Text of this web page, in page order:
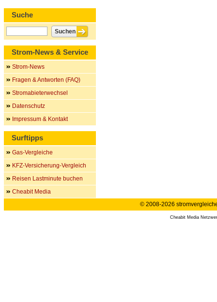
Suche
Strom-News & Service
Strom-News
Fragen & Antworten (FAQ)
Stromabieterwechsel
Datenschutz
Impressum & Kontakt
Surftipps
Gas-Vergleiche
KFZ-Versicherung-Vergleich
Reisen Lastminute buchen
Cheabit Media
© 2008-2026
Cheabit Media